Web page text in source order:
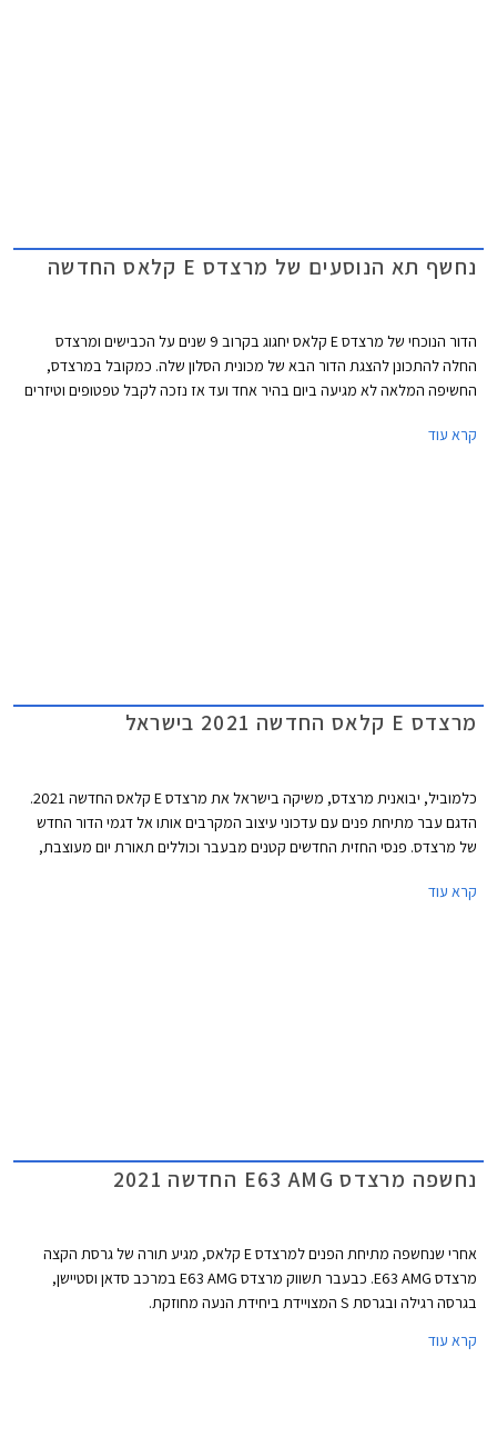
נחשף תא הנוסעים של מרצדס E קלאס החדשה
הדור הנוכחי של מרצדס E קלאס יחגוג בקרוב 9 שנים על הכבישים ומרצדס
החלה להתכונן להצגת הדור הבא של מכונית הסלון שלה. כמקובל במרצדס,
החשיפה המלאה לא מגיעה ביום בהיר אחד ועד אז נזכה לקבל טפטופים וטיזרים
קלאס ומשפחת דגמי הסלון של מרצדס עדיין מחזיקה בתואר הדגם הנמכר ביותר
קרא עוד
מרצדס E קלאס החדשה 2021 בישראל
כלמוביל, יבואנית מרצדס, משיקה בישראל את מרצדס E קלאס החדשה 2021.
הדגם עבר מתיחת פנים עם עדכוני עיצוב המקרבים אותו אל דגמי הדור החדש
של מרצדס. פנסי החזית החדשים קטנים מבעבר וכוללים תאורת יום מעוצבת,
הצד נותרה אלגנטית ומתאפיינת בקו מותניים מעודן המשתפל לאחור. הזנב מציג
קרא עוד
נחשפה מרצדס E63 AMG החדשה 2021
אחרי שנחשפה מתיחת הפנים למרצדס E קלאס, מגיע תורה של גרסת הקצה
מרצדס E63 AMG. כבעבר תשווק מרצדס E63 AMG במרכב סדאן וסטיישן,
בגרסה רגילה ובגרסת S המצויידת ביחידת הנעה מחוזקת.
קרא עוד